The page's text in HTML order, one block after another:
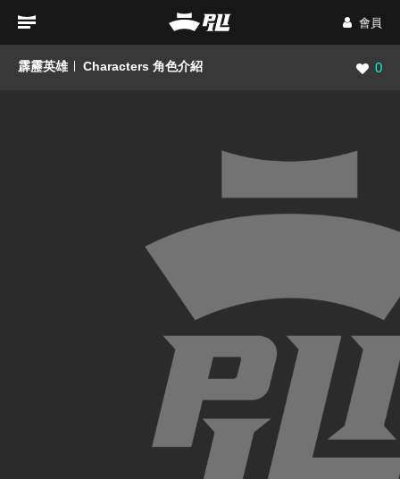
會員
霹靂英雄 Characters 角色介紹 瀏覽
0